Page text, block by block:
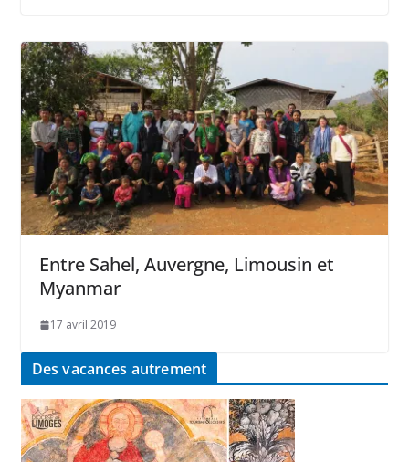
Entre Sahel, Auvergne, Limousin et
Myanmar
17 avril 2019
Des vacances autrement